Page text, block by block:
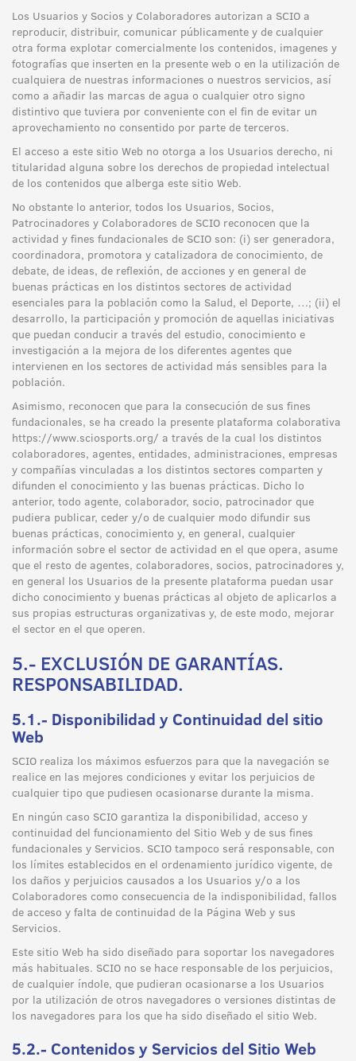
Los Usuarios y Socios y Colaboradores autorizan a SCIO a
reproducir, distribuir, comunicar públicamente y de cualquier
otra forma explotar comercialmente los contenidos, imagenes y
fotografías que inserten en la presente web o en la utilización de
cualquiera de nuestras informaciones o nuestros servicios, así
como a añadir las marcas de agua o cualquier otro signo
distintivo que tuviera por conveniente con el fin de evitar un
aprovechamiento no consentido por parte de terceros.
El acceso a este sitio Web no otorga a los Usuarios derecho, ni
titularidad alguna sobre los derechos de propiedad intelectual
de los contenidos que alberga este sitio Web.
No obstante lo anterior, todos los Usuarios, Socios,
Patrocinadores y Colaboradores de SCIO reconocen que la
actividad y fines fundacionales de SCIO son: (i) ser generadora,
coordinadora, promotora y catalizadora de conocimiento, de
debate, de ideas, de reflexión, de acciones y en general de
buenas prácticas en los distintos sectores de actividad
esenciales para la población como la Salud, el Deporte, …; (ii) el
desarrollo, la participación y promoción de aquellas iniciativas
que puedan conducir a través del estudio, conocimiento e
investigación a la mejora de los diferentes agentes que
intervienen en los sectores de actividad más sensibles para la
población.
Asimismo, reconocen que para la consecución de sus fines
fundacionales, se ha creado la presente plataforma colaborativa
https://www.sciosports.org/ a través de la cual los distintos
colaboradores, agentes, entidades, administraciones, empresas
y compañías vinculadas a los distintos sectores comparten y
difunden el conocimiento y las buenas prácticas. Dicho lo
anterior, todo agente, colaborador, socio, patrocinador que
pudiera publicar, ceder y/o de cualquier modo difundir sus
buenas prácticas, conocimiento y, en general, cualquier
información sobre el sector de actividad en el que opera, asume
que el resto de agentes, colaboradores, socios, patrocinadores y,
en general los Usuarios de la presente plataforma puedan usar
dicho conocimiento y buenas prácticas al objeto de aplicarlos a
sus propias estructuras organizativas y, de este modo, mejorar
el sector en el que operen.
5.- EXCLUSIÓN DE GARANTÍAS.
RESPONSABILIDAD.
5.1.- Disponibilidad y Continuidad del sitio
Web
SCIO realiza los máximos esfuerzos para que la navegación se
realice en las mejores condiciones y evitar los perjuicios de
cualquier tipo que pudiesen ocasionarse durante la misma.
En ningún caso SCIO garantiza la disponibilidad, acceso y
continuidad del funcionamiento del Sitio Web y de sus fines
fundacionales y Servicios. SCIO tampoco será responsable, con
los límites establecidos en el ordenamiento jurídico vigente, de
los daños y perjuicios causados a los Usuarios y/o a los
Colaboradores como consecuencia de la indisponibilidad, fallos
de acceso y falta de continuidad de la Página Web y sus
Servicios.
Este sitio Web ha sido diseñado para soportar los navegadores
más habituales. SCIO no se hace responsable de los perjuicios,
de cualquier índole, que pudieran ocasionarse a los Usuarios
por la utilización de otros navegadores o versiones distintas de
los navegadores para los que ha sido diseñado el sitio Web.
5.2.- Contenidos y Servicios del Sitio Web